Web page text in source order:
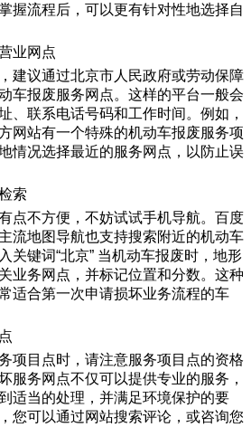
握流程后，可以更有针对性地选择自
业网点
建议通过北京市人民政府或劳动保障
车报废服务网点。这样的平台一般会
、联系电话号码和工作时间。例如，
网站有一个特殊的机动车报废服务项
情况选择最近的服务网点，以防止误
索
点不方便，不妨试试手机导航。百度
流地图导航也支持搜索附近的机动车
关键词“北京” 当机动车报废时，地形
业务网点，并标记位置和分数。这种
适合第一次申请损坏业务流程的车
项目点时，请注意服务项目点的资格
服务网点不仅可以提供专业的服务，
适当的处理，并满足环境保护的要
您可以通过网站搜索评论，或咨询您